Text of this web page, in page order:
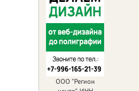
ООО "Регион